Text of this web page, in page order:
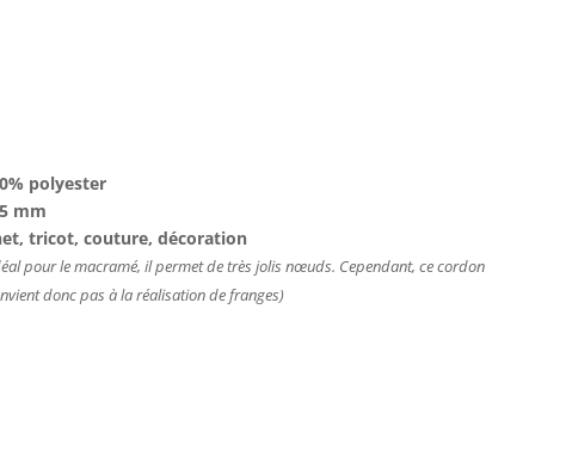
polyester
mm
tricot, couture, décoration
pour le macramé, il permet de très jolis nœuds. Cependant, ce cordon
donc pas à la réalisation de franges)